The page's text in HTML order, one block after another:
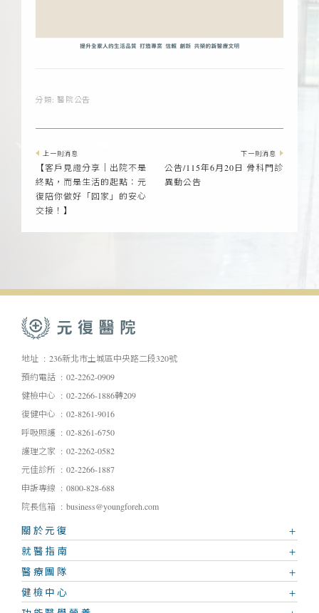
分類: 醫院公告
上一則消息
【客戶見證分享｜出院不是
終點，而是生活的起點：元
復陪你做好「回家」的安心
交接！】
下一則消息
公告/115年6月20日 骨科門診
異動公告
地址
236新北市土城區中央路二段320號
預約電話
02-2262-0909
健檢中心
02-2266-1886轉209
復健中心
02-8261-9016
呼吸照護
02-8261-6750
護理之家
02-2262-0582
元佳診所
02-2266-1887
申訴專線
0800-828-688
院長信箱
business@youngforeh.com
關於元復
就醫指南
醫療團隊
健檢中心